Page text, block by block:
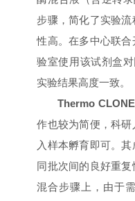
步骤，简化了实验
性高。在多中心联
验室使用该试剂盒
实验结果高度一致。
Thermo
作也较为简便，科
入样本孵育即可。
同批次间的良好重
混合步骤上，由于